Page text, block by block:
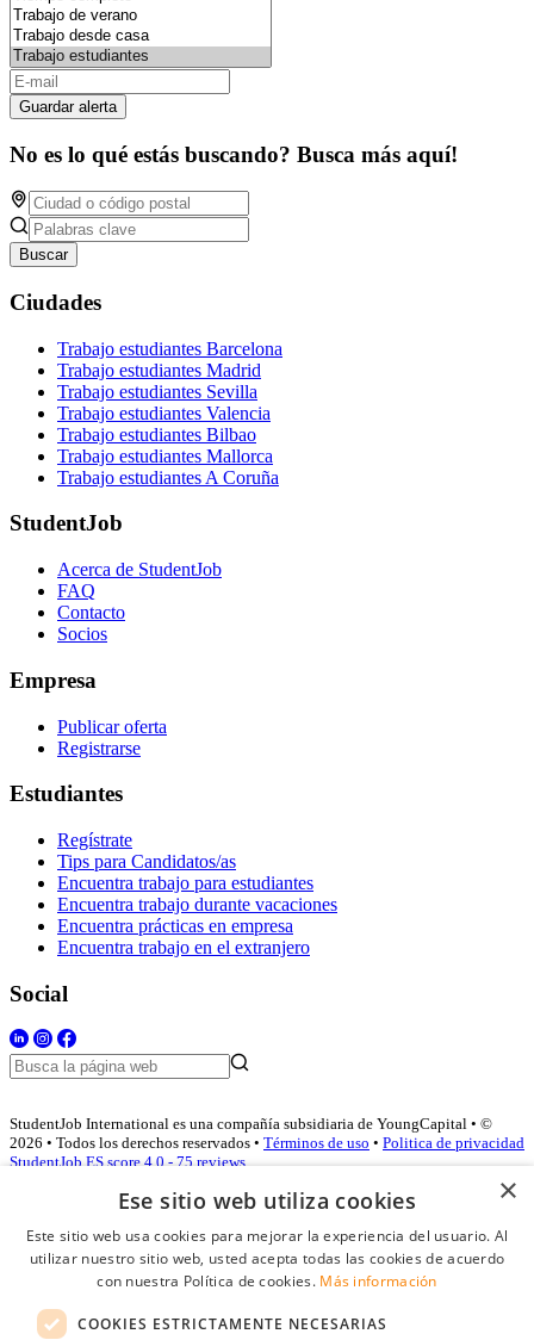
Guardar alerta
No es lo qué estás buscando? Busca más aquí!
Buscar
Ciudades
Trabajo estudiantes Barcelona
Trabajo estudiantes Madrid
Trabajo estudiantes Sevilla
Trabajo estudiantes Valencia
Trabajo estudiantes Bilbao
Trabajo estudiantes Mallorca
Trabajo estudiantes A Coruña
StudentJob
Acerca de StudentJob
FAQ
Contacto
Socios
Empresa
Publicar oferta
Registrarse
Estudiantes
Regístrate
Tips para Candidatos/as
Encuentra trabajo para estudiantes
Encuentra trabajo durante vacaciones
Encuentra prácticas en empresa
Encuentra trabajo en el extranjero
Social
StudentJob International es una compañía subsidiaria de YoungCapital • ©
2026 • Todos los derechos reservados • Términos de uso • Politica de privacidad
StudentJob ES score 4.0 - 75 reviews
Acceso empresas
×
Ese sitio web utiliza cookies
Este sitio web usa cookies para mejorar la experiencia del usuario. Al
utilizar nuestro sitio web, usted acepta todas las cookies de acuerdo
con nuestra Política de cookies. Más información
COOKIES ESTRICTAMENTE NECESARIAS